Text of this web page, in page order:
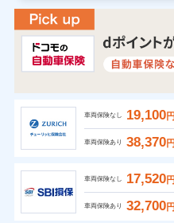
車両保険なし 19,100円
車両保険あり 38,370円
車両保険なし 17,520円
車両保険あり 32,700円